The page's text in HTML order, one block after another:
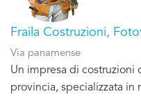
Fraila Costruzioni,
Via panamense
Un impresa di costruzioni
provincia, specializzata in